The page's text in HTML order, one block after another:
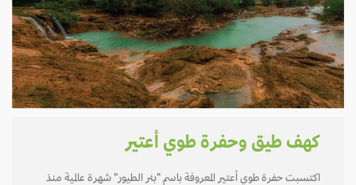
كهف طيق وحفرة طوي أعتير
اكتسبت حفرة طوي أعتير المعروفة باسم "بئر الطيور" شهرة عالمية منذ